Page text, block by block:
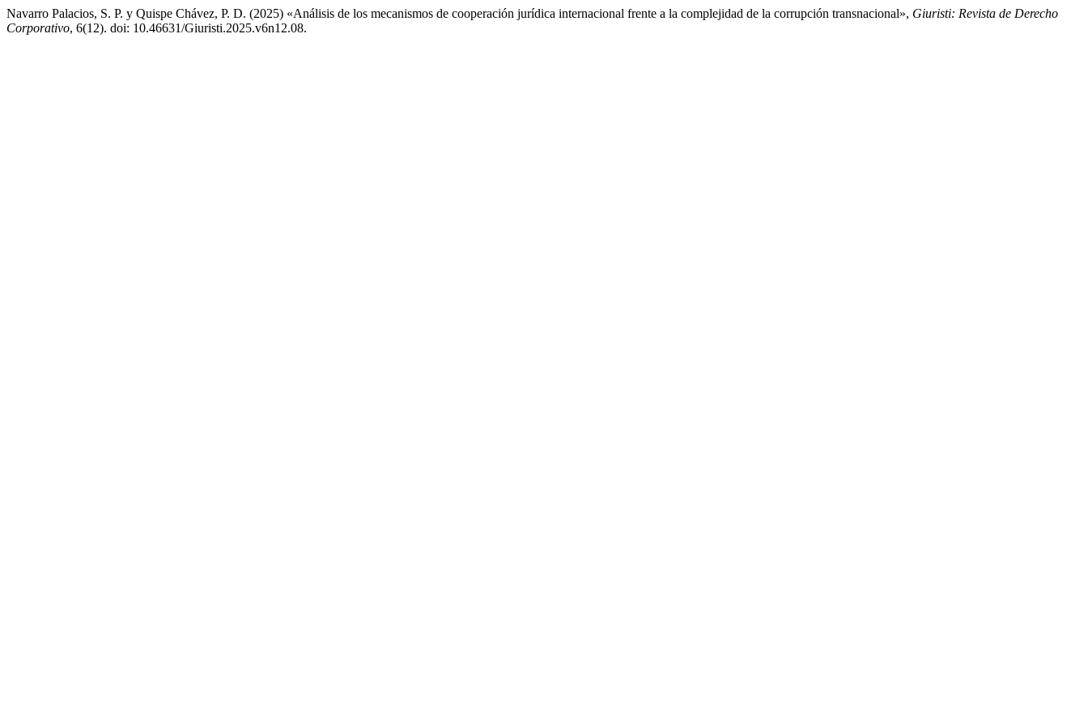
Navarro Palacios, S. P. y Quispe Chávez, P. D. (2025) «Análisis de los mecanismos de cooperación jurídica internacional frente a la complejidad de la corrupción transnacional», Giuristi: Revista de Derecho
Corporativo, 6(12). doi: 10.46631/Giuristi.2025.v6n12.08.